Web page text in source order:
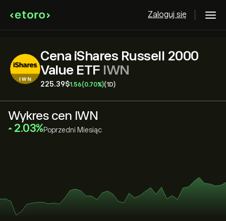
Zaloguj się
Cena iShares Russell 2000
Value ETF IWN
225.39‎$‎1.56(0.70%)(1D)
Wykres cen IWN
‎2.03‎ Poprzedni Miesiąc